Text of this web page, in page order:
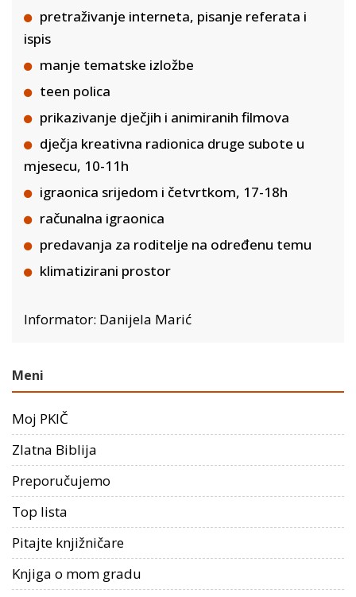
pretraživanje interneta, pisanje referata i
ispis
manje tematske izložbe
teen polica
prikazivanje dječjih i animiranih filmova
dječja kreativna radionica druge subote u
mjesecu, 10-11h
igraonica srijedom i četvrtkom, 17-18h
računalna igraonica
predavanja za roditelje na određenu temu
klimatizirani prostor
Informator: Danijela Marić
Meni
Moj PKIČ
Zlatna Biblija
Preporučujemo
Top lista
Pitajte knjižničare
Knjiga o mom gradu